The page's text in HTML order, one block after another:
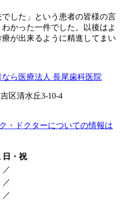
した」という患者の皆様の言
かった一件でした。以後はよ
が出来るように精進してまい
区清水丘3-10-4
日・祝
／
／
／